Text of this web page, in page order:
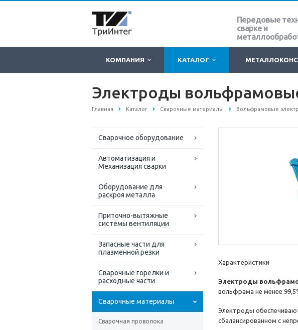
Передовые
сварке и
КОМПАНИЯ КАТАЛОГ
Электроды
Главная Каталог Сварочные материалы Вольфрамовые
Сварочное оборудование
Автоматизация и
Механизация сварки
Оборудование для
раскроя металла
Приточно-вытяжные
системы вентиляции
Запасные части для
плазменной резки
Сварочные горелки и
расходные части
Сварочные материалы
Сварочная проволока
Характеристики
Электроды
вольфрама не менее
Электроды
сбалансированном с